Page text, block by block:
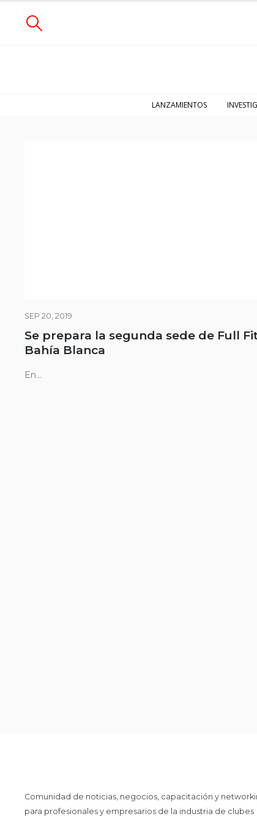
LANZAMIENTOS
SEP 20, 2019
Se prepara la segunda sede de Full
Bahía Blanca
En...
Comunidad de noticias, negocios, capacitación y
para profesionales y empresarios de la industria de clubes